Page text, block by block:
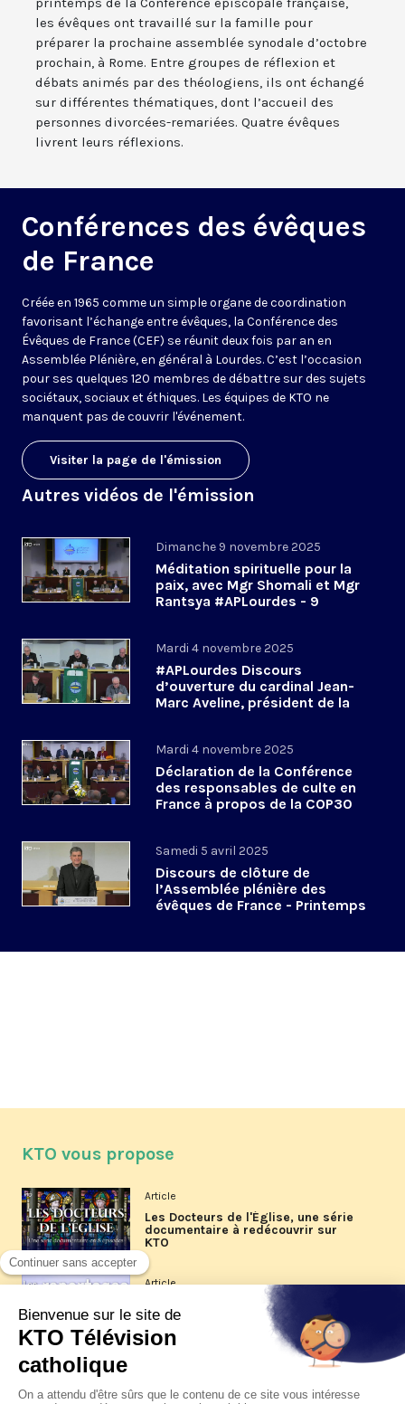
les évêques ont travaillé sur la famille pour
préparer la prochaine assemblée synodale d’octobre
prochain, à Rome. Entre groupes de réflexion et
débats animés par des théologiens, ils ont échangé
sur différentes thématiques, dont l’accueil des
personnes divorcées-remariées. Quatre évêques
livrent leurs réflexions.
Conférences des évêques
de France
Créée en 1965 comme un simple organe de coordination
favorisant l’échange entre évêques, la Conférence des
Évêques de France (CEF) se réunit deux fois par an en
Assemblée Plénière, en général à Lourdes. C’est l’occasion
pour ses quelques 120 membres de débattre sur des sujets
sociétaux, sociaux et éthiques. Les équipes de KTO ne
manquent pas de couvrir l'événement.
Visiter la page de l'émission
Autres vidéos de l'émission
Dimanche 9 novembre 2025
Méditation spirituelle pour la
paix, avec Mgr Shomali et Mgr
Rantsya #APLourdes - 9
Mardi 4 novembre 2025
#APLourdes Discours
d’ouverture du cardinal Jean-
Marc Aveline, président de la
Mardi 4 novembre 2025
Déclaration de la Conférence
des responsables de culte en
France à propos de la COP30
Samedi 5 avril 2025
Discours de clôture de
l’Assemblée plénière des
évêques de France - Printemps
KTO vous propose
Article
Les Docteurs de l'Église, une série
documentaire à redécouvrir sur
KTO
Article
Les reportages d'été 2026 de KTO
La visite pastorale du pape Léon
XIV à Assise à suivre sur KTO le